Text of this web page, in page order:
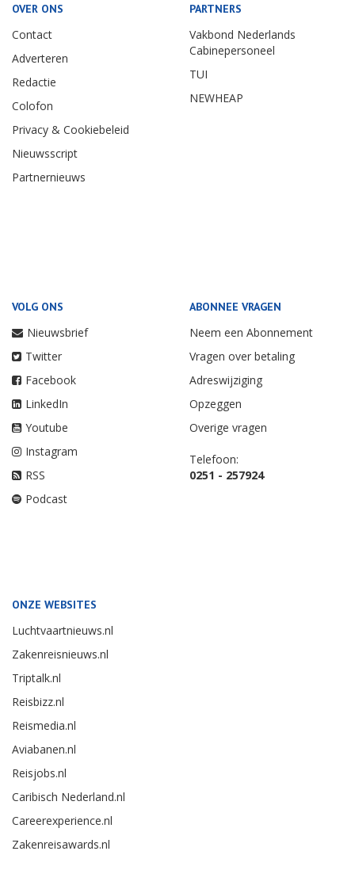
OVER ONS
Contact
Adverteren
Redactie
Colofon
Privacy & Cookiebeleid
Nieuwsscript
Partnernieuws
PARTNERS
Vakbond Nederlands
Cabinepersoneel
TUI
NEWHEAP
VOLG ONS
Nieuwsbrief
Twitter
Facebook
LinkedIn
Youtube
Instagram
RSS
Podcast
ABONNEE VRAGEN
Neem een Abonnement
Vragen over betaling
Adreswijziging
Opzeggen
Overige vragen
Telefoon:
0251 - 257924
ONZE WEBSITES
Luchtvaartnieuws.nl
Zakenreisnieuws.nl
Triptalk.nl
Reisbizz.nl
Reismedia.nl
Aviabanen.nl
Reisjobs.nl
Caribisch Nederland.nl
Careerexperience.nl
Zakenreisawards.nl